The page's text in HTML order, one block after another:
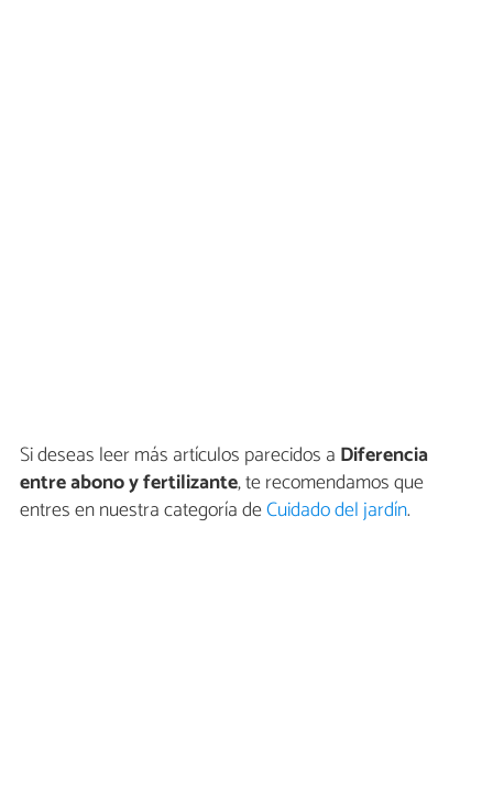
Si deseas leer más artículos parecidos a Diferencia
entre abono y fertilizante, te recomendamos que
entres en nuestra categoría deCuidado del jardín.